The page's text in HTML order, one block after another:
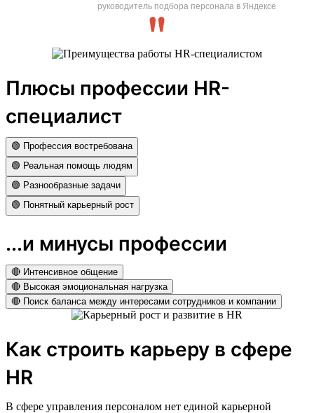
руководитель подбора персонала в Яндексе
Плюсы профессии HR-
специалист
🟢 Профессия востребована
🟢 Реальная помощь людям
🟢 Разнообразные задачи
🟢 Понятный карьерный рост
...и минусы профессии
🔴 Интенсивное общение
🔴 Высокая эмоциональная нагрузка
🔴 Поиск баланса между интересами сотрудников и компании
Как строить карьеру в сфере
HR
В сфере управления персоналом нет единой карьерной